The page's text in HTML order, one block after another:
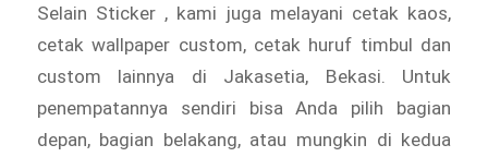
Selain Sticker , kami juga melayani cetak kaos,
cetak wallpaper custom, cetak huruf timbul dan
custom lainnya di Jakasetia, Bekasi. Untuk
penempatannya sendiri bisa Anda pilih bagian
depan, bagian belakang, atau mungkin di kedua